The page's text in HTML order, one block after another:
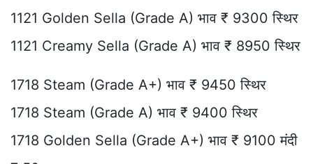
1121 Golden Sella (Grade A) भाव ₹ 9300 स्थिर
1121 Creamy Sella (Grade A) भाव ₹ 8950 स्थिर
1718 Steam (Grade A+) भाव ₹ 9450 स्थिर
1718 Steam (Grade A) भाव ₹ 9400 स्थिर
1718 Golden Sella (Grade A+) भाव ₹ 9100 मंदी